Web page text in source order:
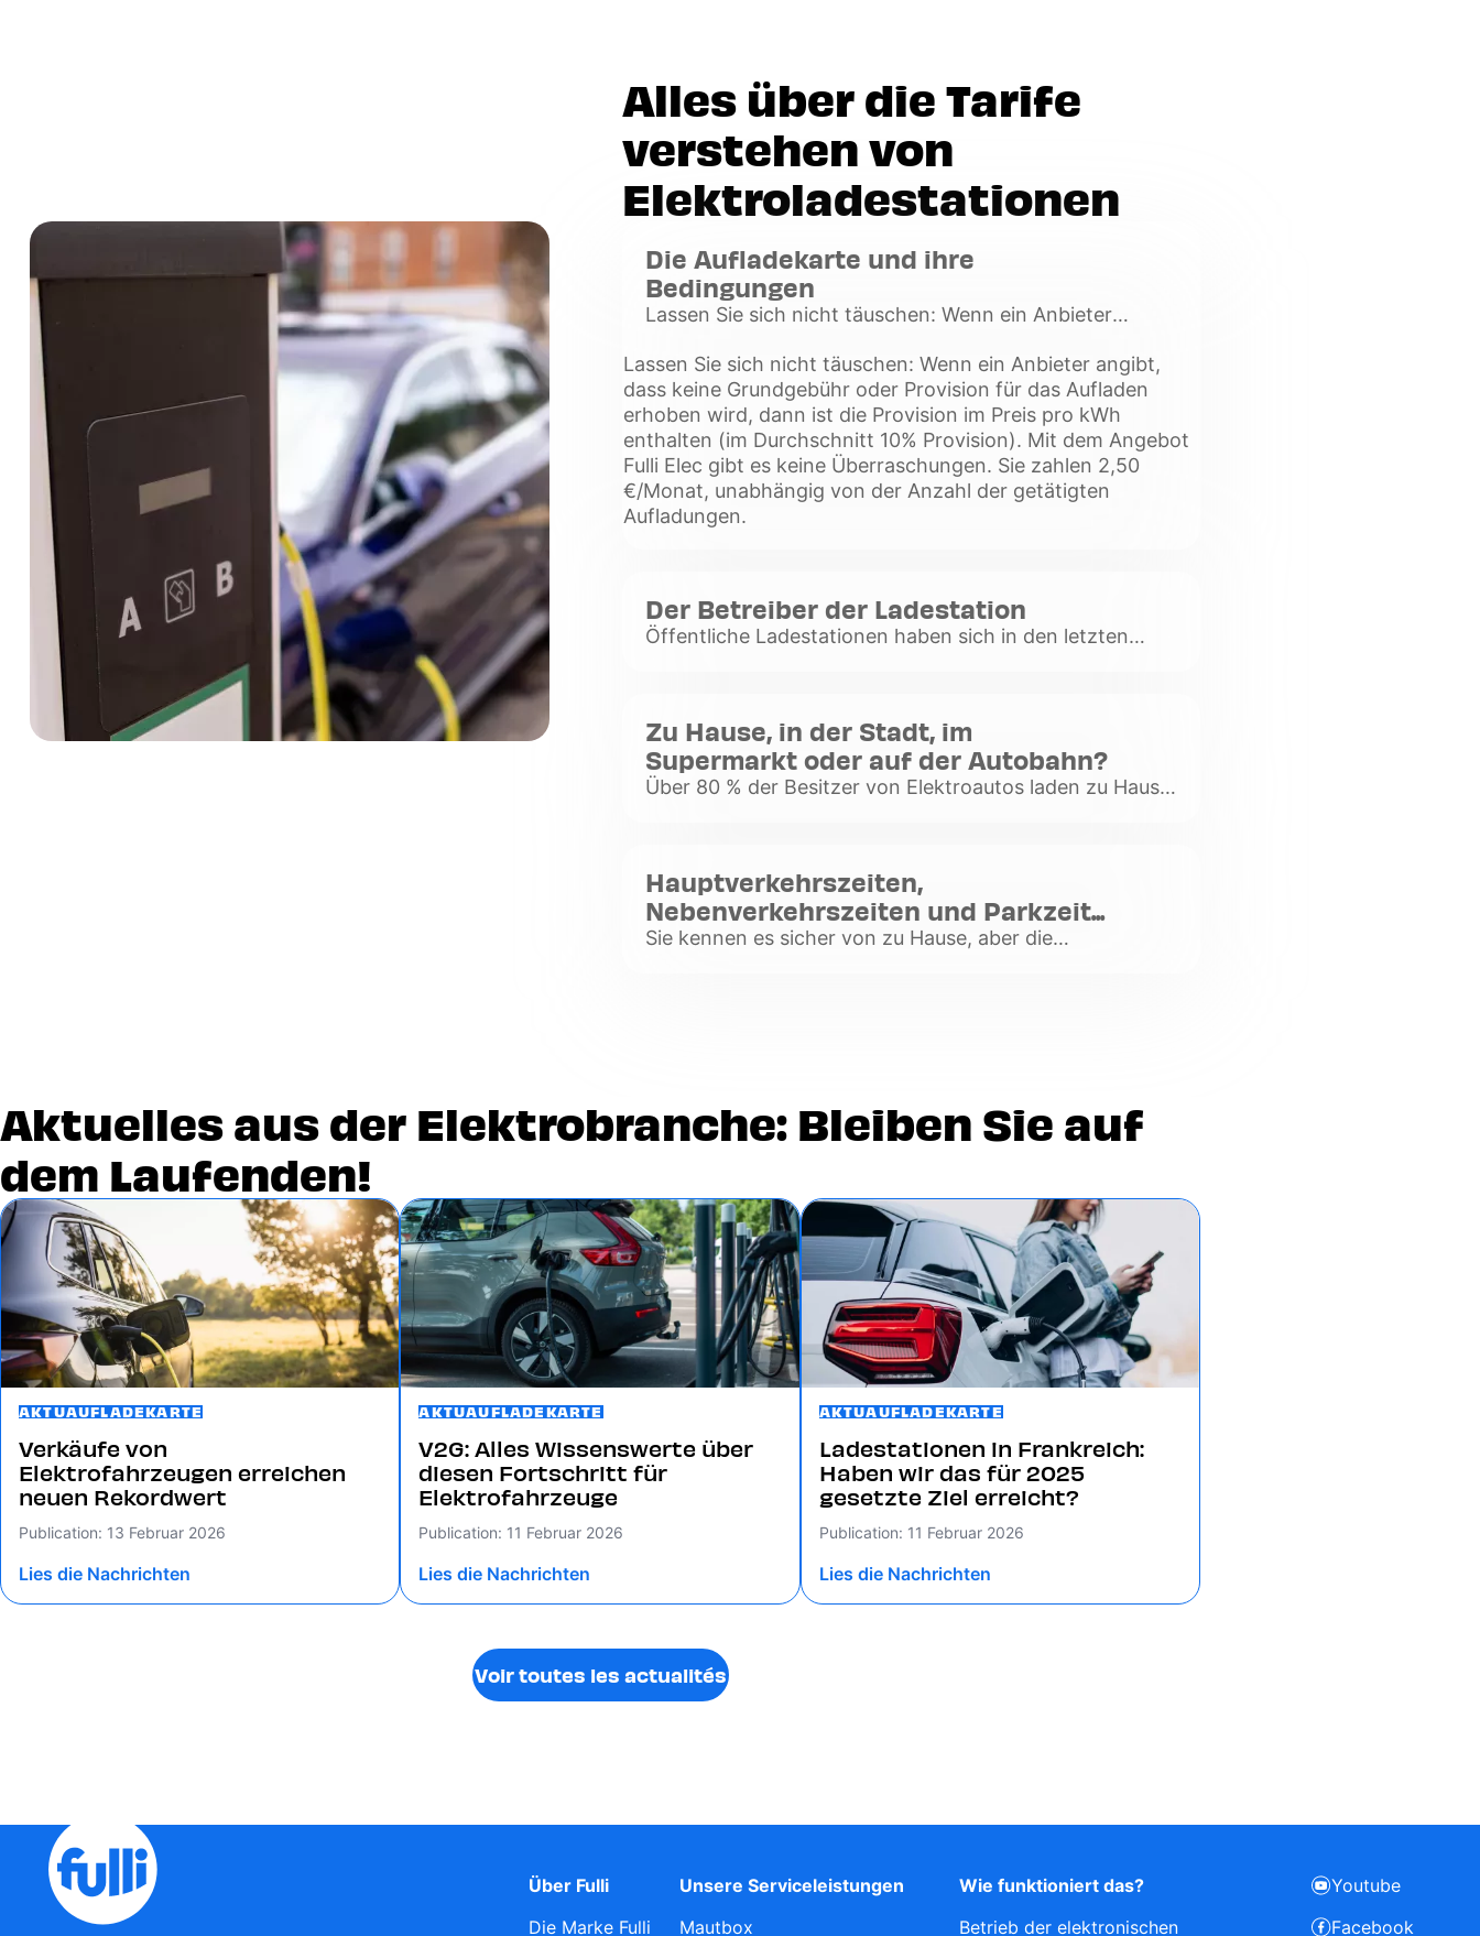
Alles über die Tarife
verstehen von
Elektroladestationen
Die Aufladekarte und ihre
Bedingungen
Lassen Sie sich nicht täuschen: Wenn ein Anbieter
Aufladen erhoben wird, dann ist die Provision
Voir
plus
Lassen Sie sich nicht täuschen: Wenn ein Anbieter angibt,
dass keine Grundgebühr oder Provision für das Aufladen
erhoben wird, dann ist die Provision im Preis pro kWh
enthalten (im Durchschnitt 10% Provision). Mit dem Angebot
Fulli Elec gibt es keine Überraschungen. Sie zahlen 2,50
€/Monat, unabhängig von der Anzahl der getätigten
Aufladungen.
Der Betreiber der Ladestation
Öffentliche Ladestationen haben sich in den letzten
Voir
plus
Zu Hause, in der Stadt, im
Supermarkt oder auf der Autobahn?
Über 80 % der Besitzer von Elektroautos laden zu Hause
plus
Hauptverkehrszeiten,
Nebenverkehrszeiten und Parkzeit...
Sie kennen es sicher von zu Hause, aber die
Aktuelles aus der Elektrobranche: Bleiben Sie auf
dem Laufenden!
Image
AKTUAUFLADEKARTE
Verkäufe von
Elektrofahrzeugen erreichen
neuen Rekordwert
Publication: 13 Februar 2026
Lies die Nachrichten
Image
AKTUAUFLADEKARTE
V2G: Alles Wissenswerte über
diesen Fortschritt für
Elektrofahrzeuge
Publication: 11 Februar 2026
Lies die Nachrichten
Image
AKTUAUFLADEKARTE
Ladestationen in Frankreich:
Haben wir das für 2025
gesetzte Ziel erreicht?
Publication: 11 Februar 2026
Lies die Nachrichten
Voir toutes les actualités
Über Fulli
Die Marke Fulli
Unsere Serviceleistungen
Mautbox
Wie funktioniert das?
Betrieb der elektronischen
Youtube
Facebook